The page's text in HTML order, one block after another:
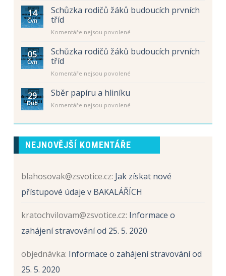
s
názvem
letní
14
Čvn
Schůzka rodičů žáků budoucích prvních
tříd
Komentáře nejsou povolené
s
05
Čvn
Schůzka rodičů žáků budoucích prvních
tříd
Komentáře nejsou povolené
žáků
prvních
tříd
29
Dub
Sběr papíru a hliníku
Komentáře nejsou povolené
s
Sběr
papíru
a
NEJNOVĚJŠÍ KOMENTÁŘE
blahosovak@zsvotice.cz: Jak získat nové
přístupové údaje v BAKALÁŘÍCH
kratochvilovam@zsvotice.cz: Informace o
zahájení stravování od 25. 5. 2020
objednávka: Informace o zahájení stravování od
25. 5. 2020